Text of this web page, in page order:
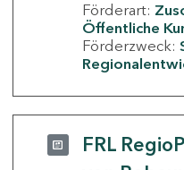
Förderart:
Öffentliche
Förderzweck:
FRL